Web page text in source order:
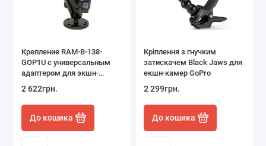
Навушники та аксесуари
Показати все
Крепление RAM-B-138-
GOP1U с универсальным
адаптером для экшн-
2 622грн.
До кошика
Кріплення з гнучким
затискачем Black Jaws для
екшн-камер GoPro
2 299грн.
До кошика